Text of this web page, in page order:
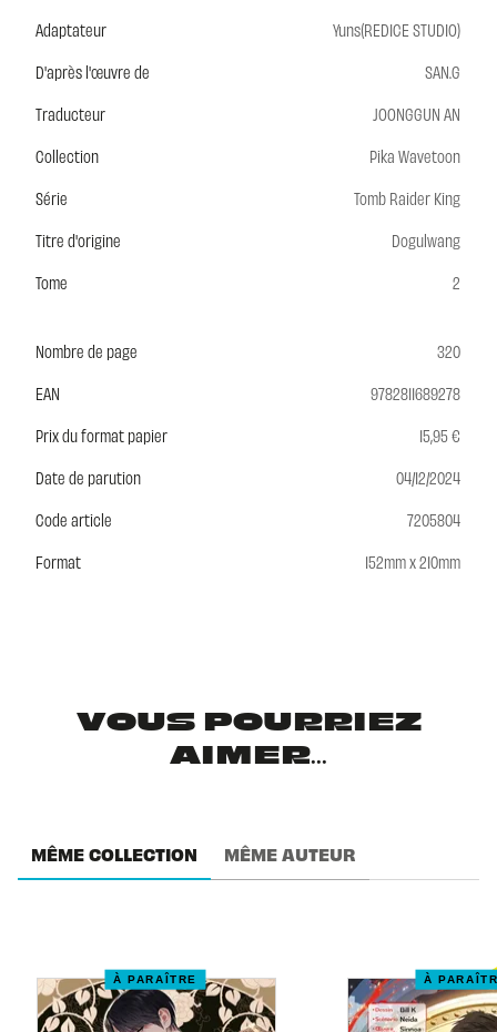
Adaptateur
Yuns(REDICE STUDIO)
D'après l'œuvre de
SAN.G
Traducteur
JOONGGUN AN
Collection
Pika Wavetoon
Série
Tomb Raider King
Titre d'origine
Dogulwang
Tome
2
Nombre de page
320
EAN
9782811689278
Prix du format papier
15,95 €
Date de parution
04/12/2024
Code article
7205804
Format
152mm x 210mm
VOUS POURRIEZ
AIMER...
MÊME COLLECTION MÊME AUTEUR
À PARAÎTRE À